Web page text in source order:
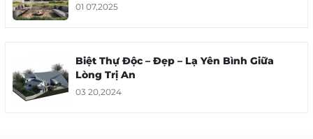
không gian lý tưởng cho kỳ nghỉ
01 07,2025
Biệt Thự Độc – Đẹp – Lạ Yên Bình Giữa
Lòng Trị An
03 20,2024